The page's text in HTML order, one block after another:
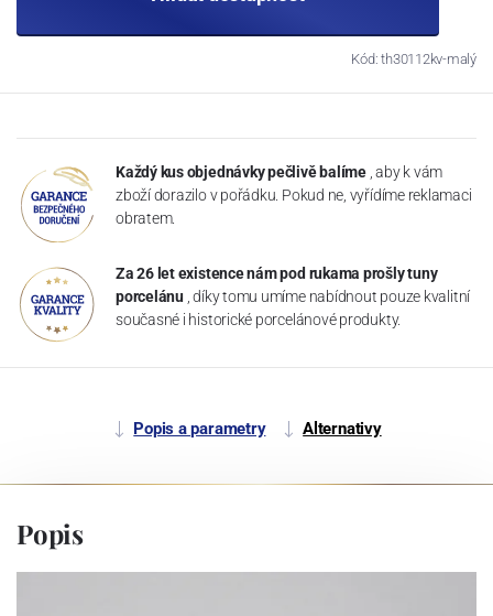
Kód: th30112kv-malý
Každý kus objednávky pečlivě balíme , aby k vám
zboží dorazilo v pořádku. Pokud ne, vyřídíme reklamaci
obratem.
Za 26 let existence nám pod rukama prošly tuny
porcelánu , díky tomu umíme nabídnout pouze kvalitní
současné i historické porcelánové produkty.
Popis a parametry Alternativy
Popis